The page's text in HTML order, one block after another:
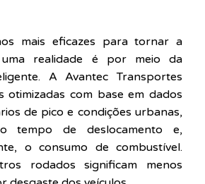
mais eficazes para tornar a
uma realidade é por meio da
A Avantec Transportes
otimizadas com base em dados
de pico e condições urbanas,
tempo de deslocamento e,
o consumo de combustível.
rodados significam menos